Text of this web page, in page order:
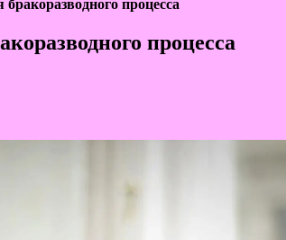
процесса
процесса